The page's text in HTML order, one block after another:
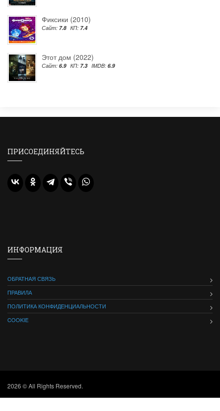
Фиксики (2010)
Сайт: 7.8 КП: 7.4
Этот дом (2022)
Сайт: 6.9 КП: 7.3 IMDB: 6.9
ПРИСОЕДИНЯЙТЕСЬ
ИНФОРМАЦИЯ
ОБРАТНАЯ СВЯЗЬ
ПРАВИЛА
ПОЛИТИКА КОНФИДЕНЦИАЛЬНОСТИ
COOKIE
2026 © All Rights Reserved.